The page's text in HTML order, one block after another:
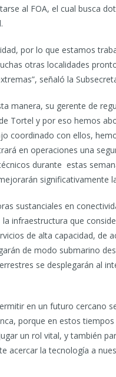
al FOA, el cual busca
por lo que estamos
otras localidades
señaló la
manera, su gerente de
Tortel y por eso hemos
coordinado con ellos,
en operaciones una
durante estas
significativamente
sustanciales en
infraestructura que
de alta capacidad, de
de modo submarino
se desplegarán al
en un futuro cercano
porque en estos
un rol vital, y también
acercar la tecnología a